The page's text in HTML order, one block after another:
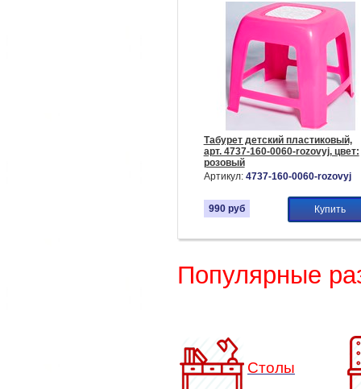
Табурет детский пластиковый,
арт. 4737-160-0060-rozovyj, цвет:
розовый
Артикул: 4737-160-0060-rozovyj
990 руб Купить
Популярные
Столы